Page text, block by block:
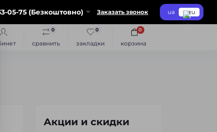
05-75 (Безкоштовно) Заказать звонок ua ru
сравнить
0
закладки
0
корзина
0
Акции и скидки